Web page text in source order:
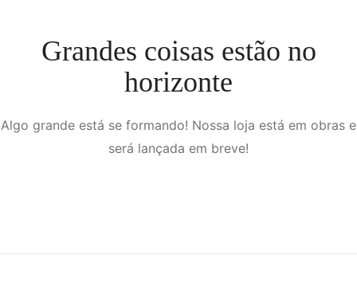
Grandes coisas estão no
horizonte
Algo grande está se formando! Nossa loja está em obras e
será lançada em breve!